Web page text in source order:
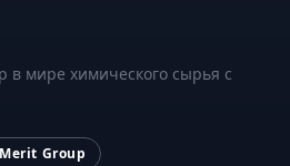
мире химического сырья с
Merit Group